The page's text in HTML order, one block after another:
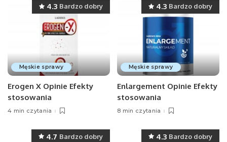
Męskie sprawy
4.3 Bardzo dobry
Erogen X Opinie Efekty
stosowania
4 min czytania
Męskie sprawy
4.3 Bardzo dobry
Enlargement Opinie Efekty
stosowania
8 min czytania
4.7 Bardzo dobry 4.3 Bardzo dobry